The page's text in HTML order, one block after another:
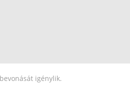
igénylik.